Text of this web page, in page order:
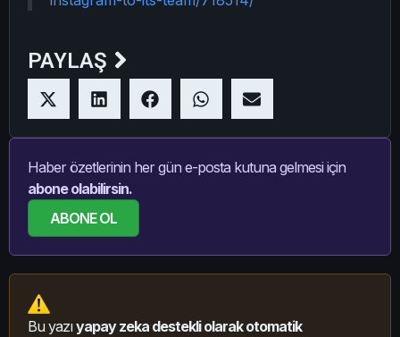
PAYLAŞ
Haber özetlerinin her gün e-posta kutuna gelmesi için
abone olabilirsin.
ABONE OL
Bu yazıyapay zeka destekli olarak otomatik